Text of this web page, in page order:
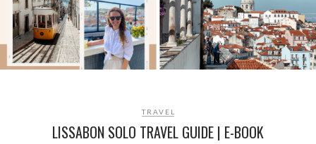
TRAVEL
LISSABON SOLO TRAVEL GUIDE | E-BOOK